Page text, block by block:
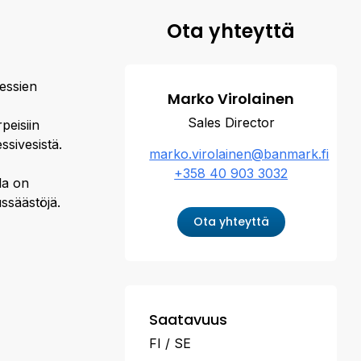
on
Ota yhteyttä
Marko Virolainen
Sales Director
marko.virolainen@banmark.fi
+358 40 903 3032
Ota yhteyttä
Saatavuus
FI SE